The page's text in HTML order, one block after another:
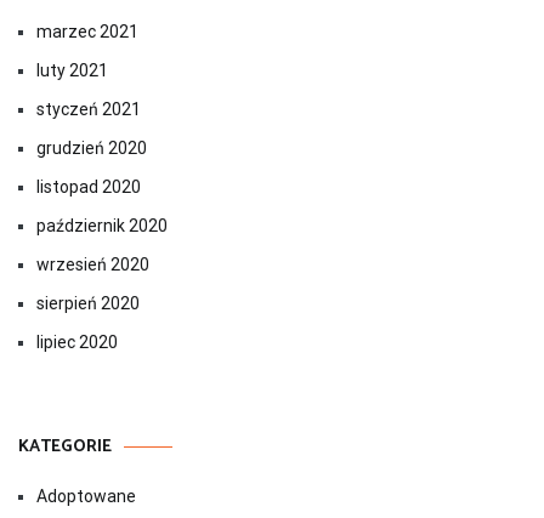
marzec 2021
luty 2021
styczeń 2021
grudzień 2020
listopad 2020
październik 2020
wrzesień 2020
sierpień 2020
lipiec 2020
KATEGORIE
Adoptowane